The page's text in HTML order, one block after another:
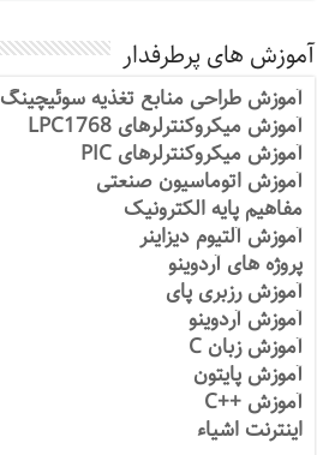
آموزش های پرطرفدار
آموزش طراحی منابع تغذیه سوئیچینگ
آموزش میکروکنترلرهای LPC1768
آموزش میکروکنترلرهای PIC
آموزش اتوماسیون صنعتی
مفاهیم پایه الکترونیک
آموزش آلتیوم دیزاینر
پروژه های آردوینو
آموزش رزبری پای
آموزش آردوینو
آموزش زبان C
آموزش پایتون
آموزش ++C
اینترنت اشیاء